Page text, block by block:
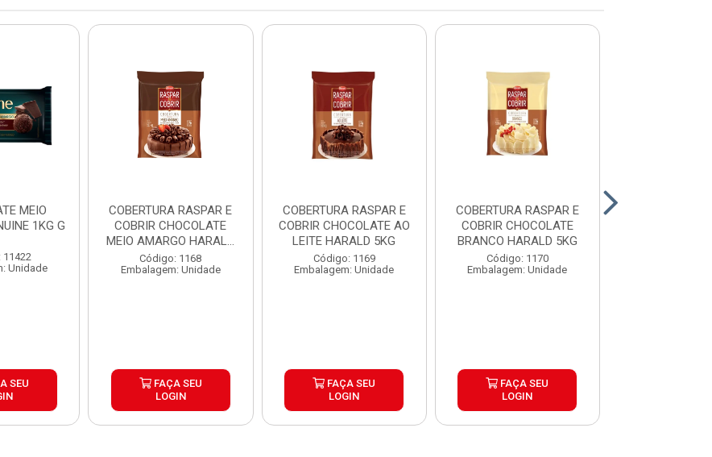
MEIO
1KG G
11422
Unidade
SEU
COBERTURA RASPAR E
COBRIR CHOCOLATE
MEIO AMARGO HARALD
5KG
Código: 1168
Embalagem: Unidade
FAÇA SEU
LOGIN
COBERTURA RASPAR E
COBRIR CHOCOLATE AO
LEITE HARALD 5KG
Código: 1169
Embalagem: Unidade
FAÇA SEU
LOGIN
COBERTURA RASPAR E
COBRIR CHOCOLATE
BRANCO HARALD 5KG
Código: 1170
Embalagem: Unidade
FAÇA SEU
LOGIN